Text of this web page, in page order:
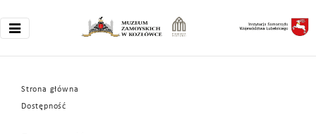
Strona główna
Dostępność